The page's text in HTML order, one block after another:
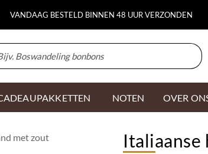
VANDAAG BESTELD BINNEN 48 UUR VERZONDEN
NOTEN OVER
met zout Italiaanse